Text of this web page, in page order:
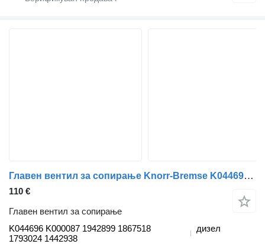
Главен вентил за сопирање Knorr-Bremse K044696 K000087 за камион Scania P,G,R,T-series (2004-2017)
110 €
Главен вентил за сопирање
K044696 K000087 1942899 1867518
1793024 1442938
дизел